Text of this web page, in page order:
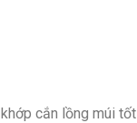
cắn lồng múi tốt